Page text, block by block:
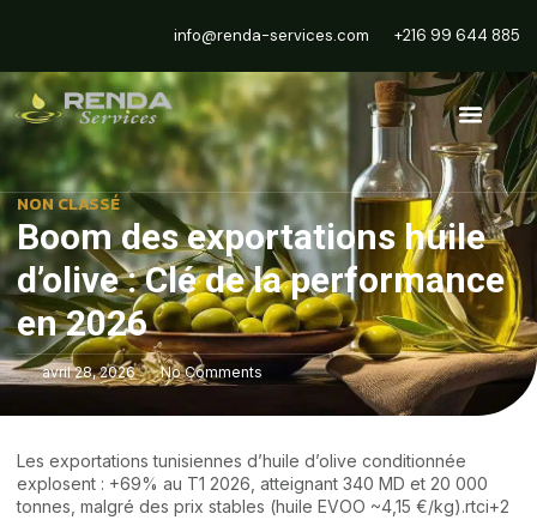
info@renda-services.com +216 99 644 885
NON CLASSÉ
Boom des exportations huile
d’olive : Clé de la performance
en 2026
avril 28, 2026 No Comments
Les exportations tunisiennes d’huile d’olive conditionnée
explosent : +69% au T1 2026, atteignant 340 MD et 20 000
tonnes, malgré des prix stables (huile EVOO ~4,15 €/kg).rtci+2